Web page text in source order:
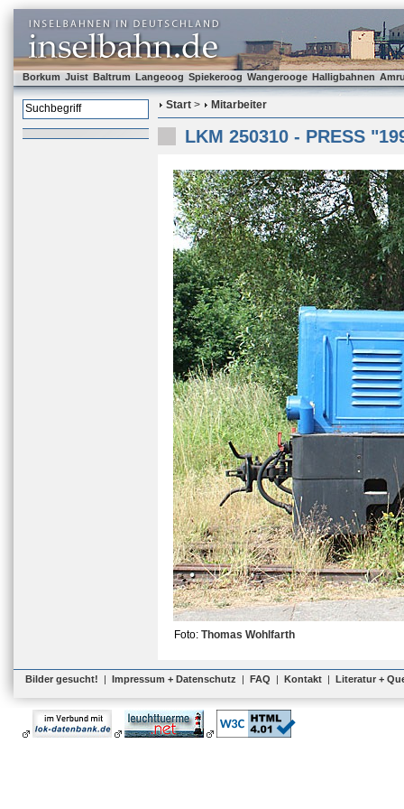
Borkum Juist Baltrum Langeoog Spiekeroog Wangerooge Halligbahnen
Start > Mitarbeiter
LKM 250310 - PRESS
Foto: Thomas Wohlfarth
Bilder gesucht! | Impressum + Datenschutz | FAQ | Kontakt | Literatur +